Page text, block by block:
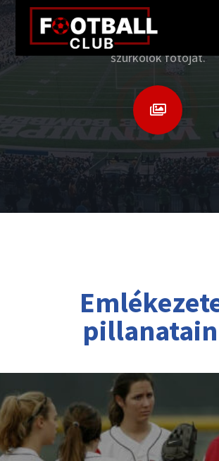
Itt megtalálod a legnagyszerűbb
legemlékezetesebb gólok és a
szurkolók fotóját.
